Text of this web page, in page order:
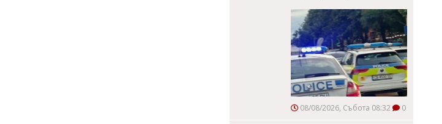
08/08/2026, Събота 08:32 0